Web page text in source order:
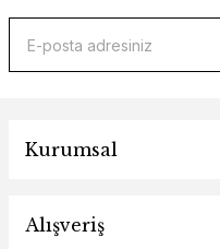
Kurumsal
Alışveriş